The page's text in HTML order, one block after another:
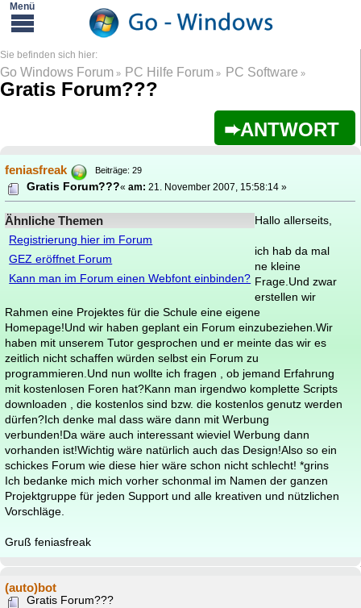
Go Windows Forum » PC Hilfe Forum » PC Software »
Gratis Forum???
ANTWORT
feniasfreak Beiträge: 29
Gratis Forum???«am: 21. November 2007, 15:58:14 »
Ähnliche Themen
Registrierung hier im Forum
GEZ eröffnet Forum
Kann man im Forum einen Webfont einbinden?
Hallo allerseits,
ich hab da mal
ne kleine
Frage.Und zwar
erstellen wir
Rahmen eine Projektes für die Schule eine eigene
Homepage!Und wir haben geplant ein Forum einzubeziehen.Wir
haben mit unserem Tutor gesprochen und er meinte das wir es
zeitlich nicht schaffen würden selbst ein Forum zu
programmieren.Und nun wollte ich fragen , ob jemand Erfahrung
mit kostenlosen Foren hat?Kann man irgendwo komplette Scripts
downloaden , die kostenlos sind bzw. die kostenlos genutz werden
dürfen?Ich denke mal dass wäre dann mit Werbung
verbunden!Da wäre auch interessant wieviel Werbung dann
vorhanden ist!Wichtig wäre natürlich auch das Design!Also so ein
schickes Forum wie diese hier wäre schon nicht schlecht! *grins
Ich bedanke mich mich vorher schonmal im Namen der ganzen
Projektgruppe für jeden Support und alle kreativen und nützlichen
Vorschläge.
Gruß feniasfreak
(auto)bot
Gratis Forum???